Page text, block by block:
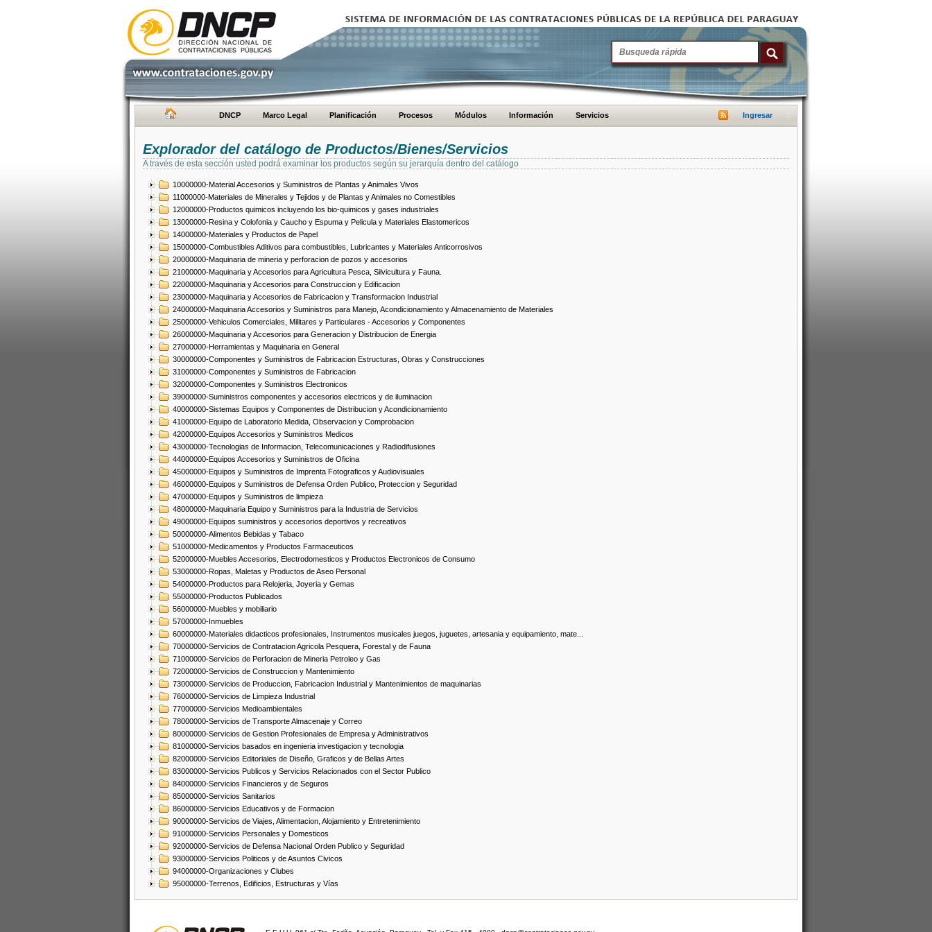
DNCP Marco Legal Planificación Procesos Módulos Información Servicios Ingresar
Explorador del catálogo de Productos/Bienes/Servicios
A través de esta sección usted podrá examinar los productos según su jerarquía dentro del catálogo
10000000-Material Accesorios y Suministros de Plantas y Animales Vivos
11000000-Materiales de Minerales y Tejidos y de Plantas y Animales no Comestibles
12000000-Productos quimicos incluyendo los bio-quimicos y gases industriales
13000000-Resina y Colofonia y Caucho y Espuma y Pelicula y Materiales Elastomericos
14000000-Materiales y Productos de Papel
15000000-Combustibles Aditivos para combustibles, Lubricantes y Materiales Anticorrosivos
20000000-Maquinaria de mineria y perforacion de pozos y accesorios
21000000-Maquinaria y Accesorios para Agricultura Pesca, Silvicultura y Fauna.
22000000-Maquinaria y Accesorios para Construccion y Edificacion
23000000-Maquinaria y Accesorios de Fabricacion y Transformacion Industrial
24000000-Maquinaria Accesorios y Suministros para Manejo, Acondicionamiento y Almacenamiento de Materiales
25000000-Vehiculos Comerciales, Militares y Particulares - Accesorios y Componentes
26000000-Maquinaria y Accesorios para Generacion y Distribucion de Energia
27000000-Herramientas y Maquinaria en General
30000000-Componentes y Suministros de Fabricacion Estructuras, Obras y Construcciones
31000000-Componentes y Suministros de Fabricacion
32000000-Componentes y Suministros Electronicos
39000000-Suministros componentes y accesorios electricos y de iluminacion
40000000-Sistemas Equipos y Componentes de Distribucion y Acondicionamiento
41000000-Equipo de Laboratorio Medida, Observacion y Comprobacion
42000000-Equipos Accesorios y Suministros Medicos
43000000-Tecnologias de Informacion, Telecomunicaciones y Radiodifusiones
44000000-Equipos Accesorios y Suministros de Oficina
45000000-Equipos y Suministros de Imprenta Fotograficos y Audiovisuales
46000000-Equipos y Suministros de Defensa Orden Publico, Proteccion y Seguridad
47000000-Equipos y Suministros de limpieza
48000000-Maquinaria Equipo y Suministros para la Industria de Servicios
49000000-Equipos suministros y accesorios deportivos y recreativos
50000000-Alimentos Bebidas y Tabaco
51000000-Medicamentos y Productos Farmaceuticos
52000000-Muebles Accesorios, Electrodomesticos y Productos Electronicos de Consumo
53000000-Ropas, Maletas y Productos de Aseo Personal
54000000-Productos para Relojeria, Joyeria y Gemas
55000000-Productos Publicados
56000000-Muebles y mobiliario
57000000-Inmuebles
60000000-Materiales didacticos profesionales, Instrumentos musicales juegos, juguetes, artesania y equipamiento, mate...
70000000-Servicios de Contratacion Agricola Pesquera, Forestal y de Fauna
71000000-Servicios de Perforacion de Mineria Petroleo y Gas
72000000-Servicios de Construccion y Mantenimiento
73000000-Servicios de Produccion, Fabricacion Industrial y Mantenimientos de maquinarias
76000000-Servicios de Limpieza Industrial
77000000-Servicios Medioambientales
78000000-Servicios de Transporte Almacenaje y Correo
80000000-Servicios de Gestion Profesionales de Empresa y Administrativos
81000000-Servicios basados en ingenieria investigacion y tecnologia
82000000-Servicios Editoriales de Diseño, Graficos y de Bellas Artes
83000000-Servicios Publicos y Servicios Relacionados con el Sector Publico
84000000-Servicios Financieros y de Seguros
85000000-Servicios Sanitarios
86000000-Servicios Educativos y de Formacion
90000000-Servicios de Viajes, Alimentacion, Alojamiento y Entretenimiento
91000000-Servicios Personales y Domesticos
92000000-Servicios de Defensa Nacional Orden Publico y Seguridad
93000000-Servicios Politicos y de Asuntos Civicos
94000000-Organizaciones y Clubes
95000000-Terrenos, Edificios, Estructuras y Vías